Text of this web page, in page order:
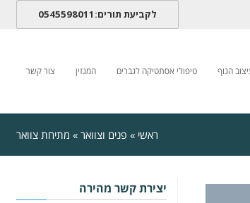
לקביעת תורים:0545598011
הגוף טיפולי אסתטיקה לגברים המגזין צור קשר
ראשי » פנים וצוואר » מתיחת צוואר
יצירת קשר מהירה